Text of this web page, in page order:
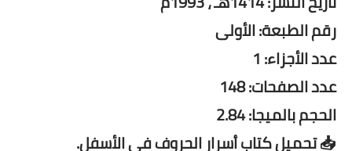
رقم الطبعة: الأولى
عدد الأجزاء: 1
عدد الصفحات: 148
الحجم بالميجا: 2.84
📥 تحميل كتاب أسرار الحروف فى الأسفل.